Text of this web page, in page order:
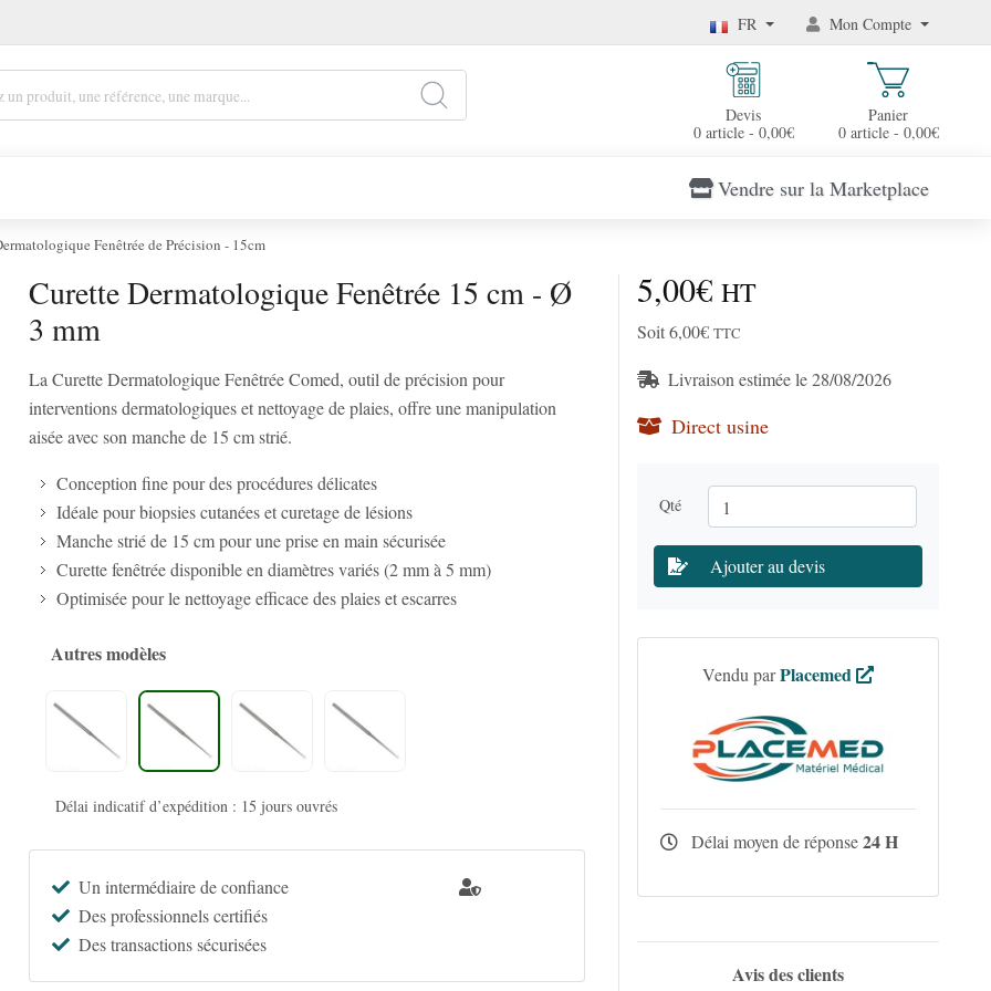
FR Mon Compte
Devis
0 article - 0,00€
Panier
0 article - 0,00€
Vendre sur la Marketplace
Fenêtrée de Précision - 15cm
Curette Dermatologique Fenêtrée 15 cm - Ø
3 mm
La Curette Dermatologique Fenêtrée Comed, outil de précision pour
interventions dermatologiques et nettoyage de plaies, offre une manipulation
aisée avec son manche de 15 cm strié.
Conception fine pour des procédures délicates
Idéale pour biopsies cutanées et curetage de lésions
Manche strié de 15 cm pour une prise en main sécurisée
Curette fenêtrée disponible en diamètres variés (2 mm à 5 mm)
Optimisée pour le nettoyage efficace des plaies et escarres
Autres modèles
Délai indicatif d’expédition : 15 jours ouvrés
Un intermédiaire de confiance
Des professionnels certifiés
Des transactions sécurisées
5,00€ HT
Soit 6,00€ TTC
Livraison estimée le 28/08/2026
Direct usine
Qté
Ajouter au devis
Vendu parPlacemed
Délai moyen de réponse24 H
Avis des clients